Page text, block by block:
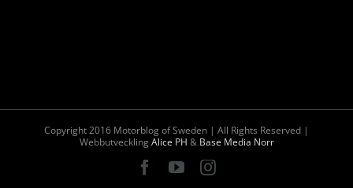
Copyright 2016 Motorblog of Sweden | All Rights Reserved |
WebbutvecklingAlice PH & Base Media Norr
Facebook
YouTubeInstagram